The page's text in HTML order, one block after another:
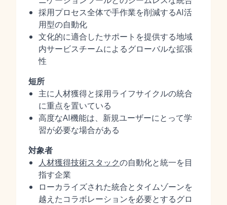
採用プロセス全体で手作業を削減するAI活
用型の自動化
文化的に適合したサポートを提供する地域
内サービスチームによるグローバルな拡張
性
短所
主に人材獲得と採用ライフサイクルの統合
に重点を置いている
高度なAI機能は、新規ユーザーにとって学
習が必要な場合がある
対象者
人材獲得技術スタックの自動化と統一を目
指す企業
ローカライズされた統合とタイムゾーンを
越えたコラボレーションを必要とするグロ